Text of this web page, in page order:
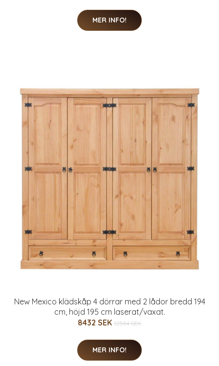
MER INFO!
New Mexico klädskåp 4 dörrar med 2 lådor bredd 194
cm, höjd 195 cm laserat/vaxat.
8432 SEK 12584 SEK
MER INFO!